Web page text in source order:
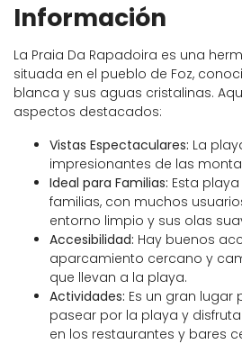
Información
La Praia Da Rapadoira es una
situada en el pueblo de Foz,
blanca y sus aguas cristalinas.
aspectos destacados:
Vistas Espectaculares: La
impresionantes de las
Ideal para Familias: Esta
familias, con muchos
entorno limpio y sus olas
Accesibilidad: Hay buenos
aparcamiento cercano y
que llevan a la playa.
Actividades: Es un gran lugar
pasear por la playa y
en los restaurantes y bares